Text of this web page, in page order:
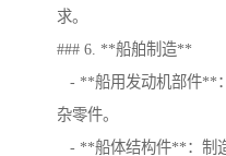
求。
### 6. **船舶制造**
- **船用发动机部件**
杂零件。
- **船体结构件**：制